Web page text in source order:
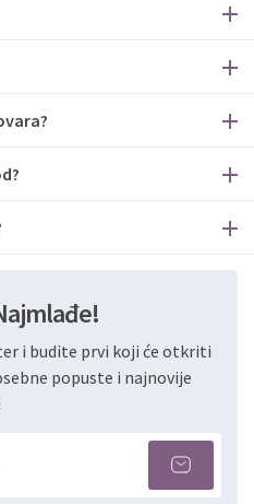
i budite prvi koji će otkriti
popuste i najnovije